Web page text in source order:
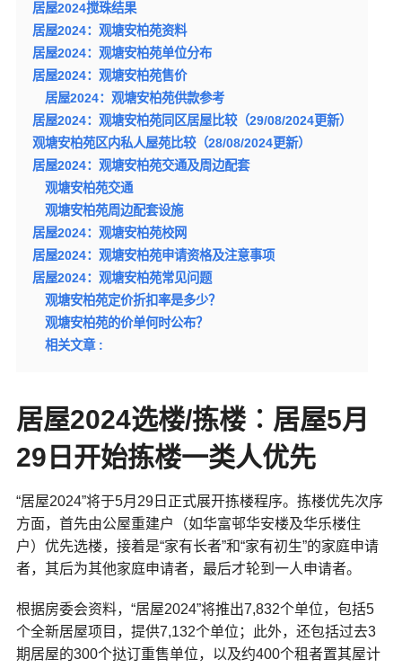
居屋2024搅珠结果
居屋2024：观塘安柏苑资料
居屋2024：观塘安柏苑单位分布
居屋2024：观塘安柏苑售价
居屋2024：观塘安柏苑供款参考
居屋2024：观塘安柏苑同区居屋比较（29/08/2024更新）
观塘安柏苑区内私人屋苑比较（28/08/2024更新）
居屋2024：观塘安柏苑交通及周边配套
观塘安柏苑交通
观塘安柏苑周边配套设施
居屋2024：观塘安柏苑校网
居屋2024：观塘安柏苑申请资格及注意事项
居屋2024：观塘安柏苑常见问题
观塘安柏苑定价折扣率是多少？
观塘安柏苑的价单何时公布？
相关文章 :
居屋2024选楼/拣楼︰居屋5月
29日开始拣楼一类人优先
“居屋2024”将于5月29日正式展开拣楼程序。拣楼优先次序
方面，首先由公屋重建户（如华富邨华安楼及华乐楼住
户）优先选楼，接着是“家有长者”和“家有初生”的家庭申请
者，其后为其他家庭申请者，最后才轮到一人申请者。
根据房委会资料，“居屋2024”将推出7,832个单位，包括5
个全新居屋项目，提供7,132个单位；此外，还包括过去3
期居屋的300个挞订重售单位，以及约400个租者置其屋计